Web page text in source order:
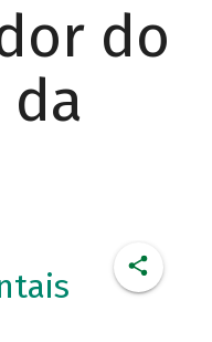
do
da